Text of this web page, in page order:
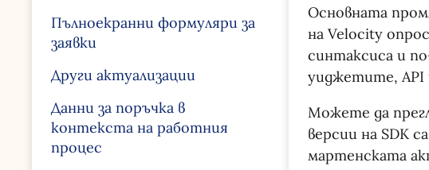
Пълноекранни формуляри за
заявки
Други актуализации
Данни за поръчка в
контекста на работния
процес
Основната
на Velocity
синтаксиса и
уиджетите,
Можете да
версии на SDK
мартенската